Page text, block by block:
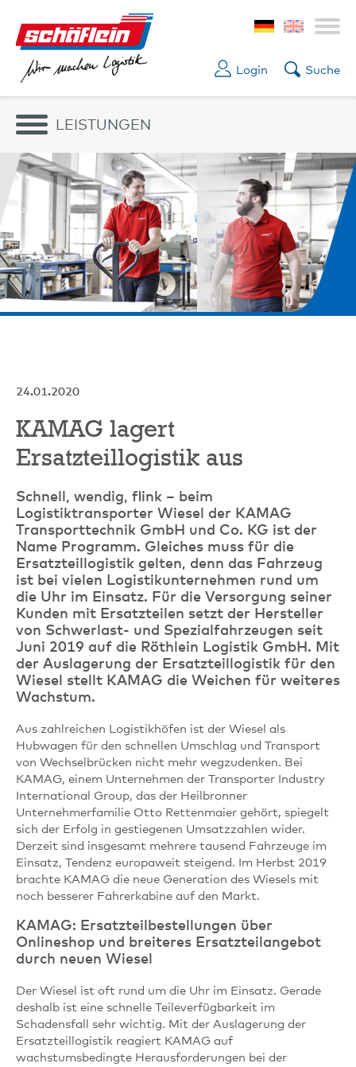
Login Suche
24.01.2020
KAMAG lagert
Ersatzteillogistik aus
Schnell, wendig, flink – beim
Logistiktransporter Wiesel der KAMAG
Transporttechnik GmbH und Co. KG ist der
Name Programm. Gleiches muss für die
Ersatzteillogistik gelten, denn das Fahrzeug
ist bei vielen Logistikunternehmen rund um
die Uhr im Einsatz. Für die Versorgung seiner
Kunden mit Ersatzteilen setzt der Hersteller
von Schwerlast- und Spezialfahrzeugen seit
Juni 2019 auf die Röthlein Logistik GmbH. Mit
der Auslagerung der Ersatzteillogistik für den
Wiesel stellt KAMAG die Weichen für weiteres
Wachstum.
Aus zahlreichen Logistikhöfen ist der Wiesel als
Hubwagen für den schnellen Umschlag und Transport
von Wechselbrücken nicht mehr wegzudenken. Bei
KAMAG, einem Unternehmen der Transporter Industry
International Group, das der Heilbronner
Unternehmerfamilie Otto Rettenmaier gehört, spiegelt
sich der Erfolg in gestiegenen Umsatzzahlen wider.
Derzeit sind insgesamt mehrere tausend Fahrzeuge im
Einsatz, Tendenz europaweit steigend. Im Herbst 2019
brachte KAMAG die neue Generation des Wiesels mit
noch besserer Fahrerkabine auf den Markt.
KAMAG: Ersatzteilbestellungen über
Onlineshop und breiteres Ersatzteilangebot
durch neuen Wiesel
Der Wiesel ist oft rund um die Uhr im Einsatz. Gerade
deshalb ist eine schnelle Teileverfügbarkeit im
Schadensfall sehr wichtig. Mit der Auslagerung der
Ersatzteillogistik reagiert KAMAG auf
wachstumsbedingte Herausforderungen bei der